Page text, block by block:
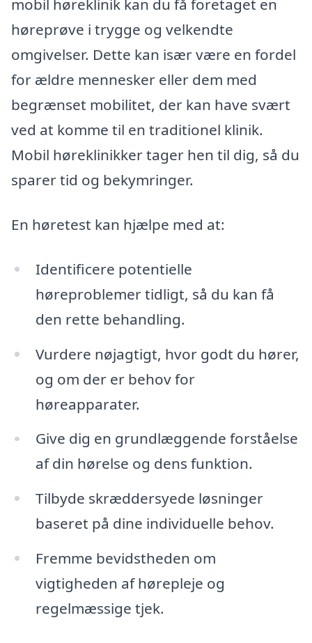
mobil høreklinik kan du få foretaget en
høreprøve i trygge og velkendte
omgivelser. Dette kan især være en fordel
for ældre mennesker eller dem med
begrænset mobilitet, der kan have svært
ved at komme til en traditionel klinik.
Mobil høreklinikker tager hen til dig, så du
sparer tid og bekymringer.
En høretest kan hjælpe med at:
Identificere potentielle
høreproblemer tidligt, så du kan få
den rette behandling.
Vurdere nøjagtigt, hvor godt du hører,
og om der er behov for
høreapparater.
Give dig en grundlæggende forståelse
af din hørelse og dens funktion.
Tilbyde skræddersyede løsninger
baseret på dine individuelle behov.
Fremme bevidstheden om
vigtigheden af hørepleje og
regelmæssige tjek.